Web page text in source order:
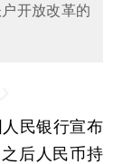
开放改革的
民银行宣布
后人民币持